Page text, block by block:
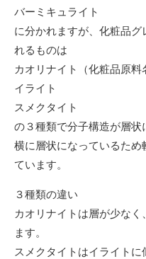
バーミキュライト
に分かれますが、化粧品グ
れるものは
カオリナイト（化粧品原料
イライト
スメクタイト
の３種類で分子構造が層状
横に層状になっているため
ています。
３種類の違い
カオリナイトは層が少な
ます。
スメクタイトはイライト